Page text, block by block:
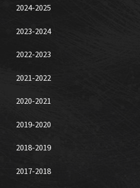
2024-2025
2023-2024
2022-2023
2021-2022
2020-2021
2019-2020
2018-2019
2017-2018